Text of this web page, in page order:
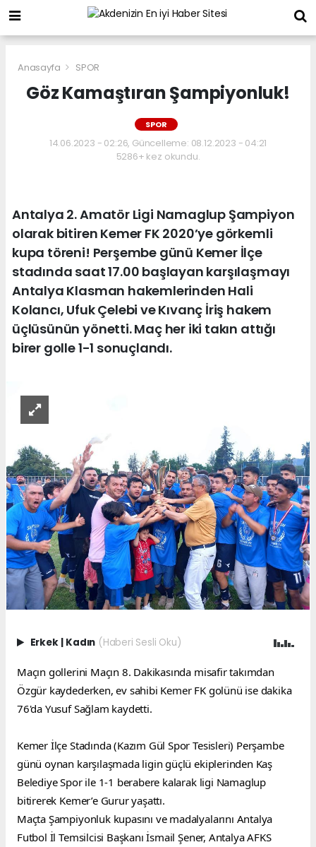
Anasayfa SPOR
Göz Kamaştıran Şampiyonluk!
SPOR
14.06.2023 - 02:26, Güncelleme: 08.12.2023 - 04:21
5286+ kez okundu.
Antalya 2. Amatör Ligi Namaglup Şampiyon
olarak bitiren Kemer FK 2020’ye görkemli
kupa töreni! Perşembe günü Kemer İlçe
stadında saat 17.00 başlayan karşılaşmayı
Antalya Klasman hakemlerinden Hali
Kolancı, Ufuk Çelebi ve Kıvanç İriş hakem
üçlüsünün yönetti. Maç her iki takın attığı
birer golle 1-1 sonuçlandı.
Erkek | Kadın (Haberi Sesli Oku)
Maçın gollerini Maçın 8. Dakikasında misafir takımdan
Özgür kaydederken, ev sahibi Kemer FK golünü ise dakika
76'da Yusuf Sağlam kaydetti.
Kemer İlçe Stadında (Kazım Gül Spor Tesisleri) Perşambe
günü oynan karşılaşmada ligin güçlü ekiplerinden Kaş
Belediye Spor ile 1-1 berabere kalarak ligi Namaglup
bitirerek Kemer’e Gurur yaşattı.
Maçta Şampiyonluk kupasını ve madalyalarını Antalya
Futbol İl Temsilcisi Başkanı İsmail Şener, Antalya AFKS